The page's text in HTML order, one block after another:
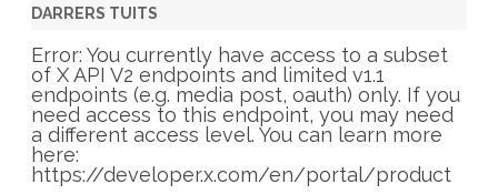
g
r
i
e
s
DARRERS TUITS
Error: You currently have access to a subset
of X API V2 endpoints and limited v1.1
endpoints (e.g. media post, oauth) only. If you
need access to this endpoint, you may need
a different access level. You can learn more
here:
https://developer.x.com/en/portal/product